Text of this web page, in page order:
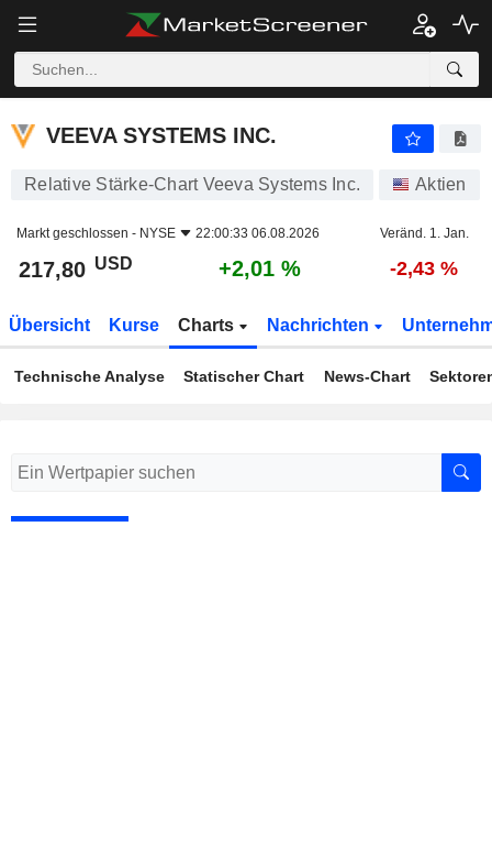
VEEVA SYSTEMS INC.
VEEVA SYSTEMS INC.
Relative Stärke-Chart Veeva Systems Inc. Aktien
Markt geschlossen - NYSE 22:00:33 06.08.2026 Veränd. 1. Jan.
217,80 USD +2,01 % -2,43 %
Übersicht Kurse Charts Nachrichten
Technische Analyse Statischer Chart News-Chart